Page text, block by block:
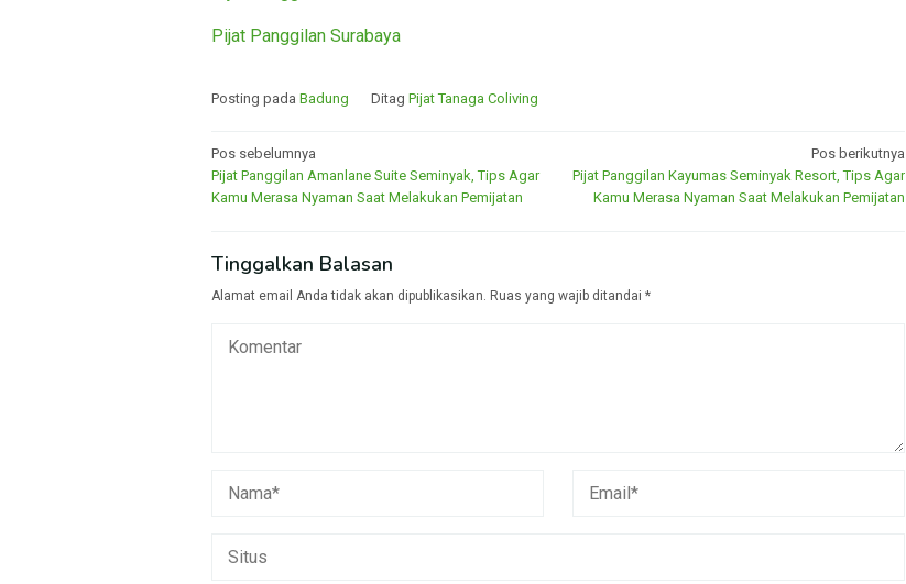
Pijat Panggilan Surabaya
Posting pada Badung Ditag Pijat Tanaga Coliving
Navigasi
pos
Pos sebelumnya
Pijat Panggilan Amanlane Suite Seminyak, Tips Agar
Kamu Merasa Nyaman Saat Melakukan Pemijatan
Pos berikutnya
Pijat Panggilan Kayumas Seminyak Resort, Tips Agar
Kamu Merasa Nyaman Saat Melakukan Pemijatan
Tinggalkan Balasan
Alamat email Anda tidak akan dipublikasikan. Ruas yang wajib ditandai *